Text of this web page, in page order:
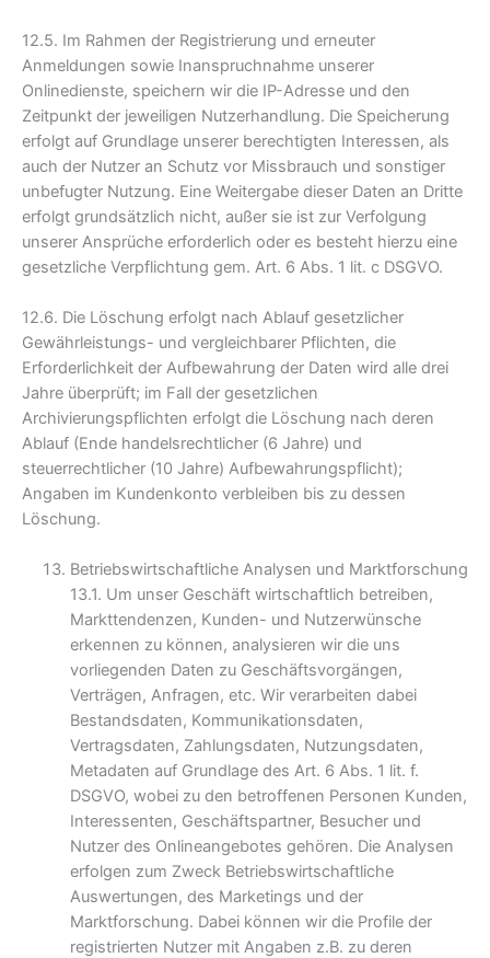
12.5. Im Rahmen der Registrierung und erneuter
Anmeldungen sowie Inanspruchnahme unserer
Onlinedienste, speichern wir die IP-Adresse und den
Zeitpunkt der jeweiligen Nutzerhandlung. Die Speicherung
erfolgt auf Grundlage unserer berechtigten Interessen, als
auch der Nutzer an Schutz vor Missbrauch und sonstiger
unbefugter Nutzung. Eine Weitergabe dieser Daten an Dritte
erfolgt grundsätzlich nicht, außer sie ist zur Verfolgung
unserer Ansprüche erforderlich oder es besteht hierzu eine
gesetzliche Verpflichtung gem. Art. 6 Abs. 1 lit. c DSGVO.
12.6. Die Löschung erfolgt nach Ablauf gesetzlicher
Gewährleistungs- und vergleichbarer Pflichten, die
Erforderlichkeit der Aufbewahrung der Daten wird alle drei
Jahre überprüft; im Fall der gesetzlichen
Archivierungspflichten erfolgt die Löschung nach deren
Ablauf (Ende handelsrechtlicher (6 Jahre) und
steuerrechtlicher (10 Jahre) Aufbewahrungspflicht);
Angaben im Kundenkonto verbleiben bis zu dessen
Löschung.
Betriebswirtschaftliche Analysen und Marktforschung
13.1. Um unser Geschäft wirtschaftlich betreiben,
Markttendenzen, Kunden- und Nutzerwünsche
erkennen zu können, analysieren wir die uns
vorliegenden Daten zu Geschäftsvorgängen,
Verträgen, Anfragen, etc. Wir verarbeiten dabei
Bestandsdaten, Kommunikationsdaten,
Vertragsdaten, Zahlungsdaten, Nutzungsdaten,
Metadaten auf Grundlage des Art. 6 Abs. 1 lit. f.
DSGVO, wobei zu den betroffenen Personen Kunden,
Interessenten, Geschäftspartner, Besucher und
Nutzer des Onlineangebotes gehören. Die Analysen
erfolgen zum Zweck Betriebswirtschaftliche
Auswertungen, des Marketings und der
Marktforschung. Dabei können wir die Profile der
registrierten Nutzer mit Angaben z.B. zu deren